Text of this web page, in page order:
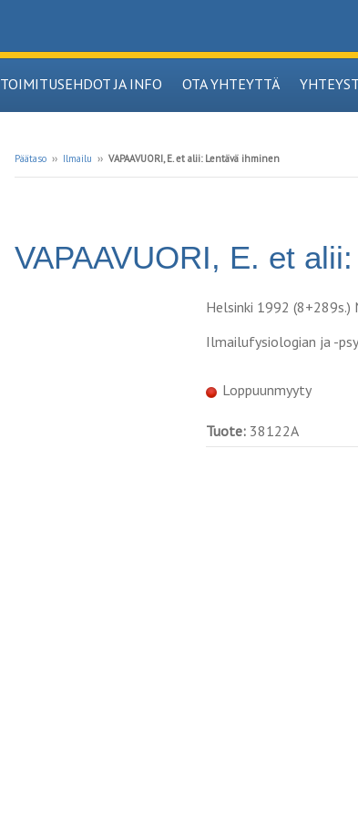
TOIMITUSEHDOT JA INFO OTA YHTEYTTÄ
Päätaso ›› Ilmailu ›› VAPAAVUORI, E. et alii: Lentävä ihminen
VAPAAVUORI, E. et
Helsinki 1992 (8+289s.)
Ilmailufysiologian ja -
Loppuunmyyty
Tuote: 38122A